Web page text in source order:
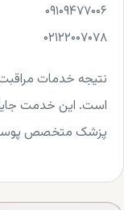
۰۹۱۰۹۴۷۷۰۰۶
۰۲۱۲۲۰۰۷۰۷۸
نتیجه خدمات
است. این خدمت
پزشک متخصص